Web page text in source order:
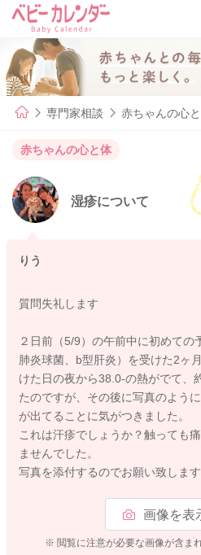
専門家相談 赤ちゃんの心
赤ちゃんの心と体
湿疹について
りう
質問失礼します
２日前（5/9）の午前中に初めての
肺炎球菌、b型肝炎）を受けた2ヶ
けた日の夜から38.0-の熱がでて、
たのですが、その後に写真のよう
が出てることに気がつきました。
これは汗疹でしょうか？触っても
ませんでした。
写真を添付するのでお願い致します
画像を表
※ 閲覧に注意が必要な画像が含ま